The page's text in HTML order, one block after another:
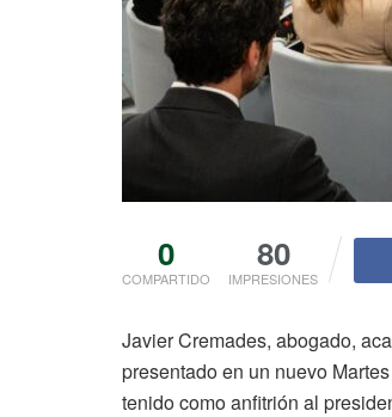
0
COMPARTIDO
80
IMPRESIONES
Javier Cremades, abogado,
presentado en un nuevo
tenido como anfitrión al